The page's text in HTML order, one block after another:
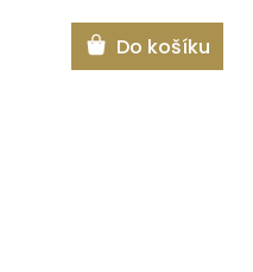
Do košíku